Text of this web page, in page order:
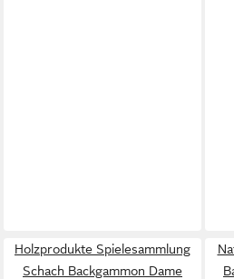
Holzprodukte Spielesammlung
Schach Backgammon Dame